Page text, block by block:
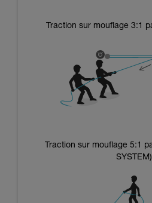
Traction sur mouflage 3:1
Traction sur mouflage 5:1
SYSTEM)